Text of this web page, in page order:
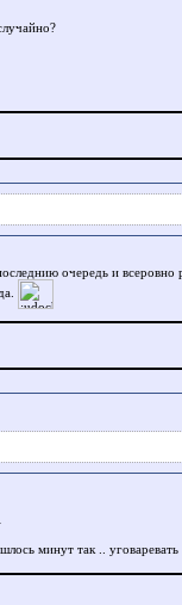
очередь и всеровно
минут так .. уговаревать